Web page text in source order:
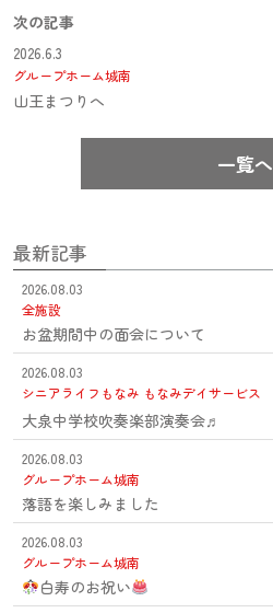
次の記事
2026.6.3
グループホーム城南
山王まつりへ
一覧へ
最新記事
2026.08.03
全施設
お盆期間中の面会について
2026.08.03
シニアライフもなみ もなみデイサービス
大泉中学校吹奏楽部演奏会♬
2026.08.03
グループホーム城南
落語を楽しみました
2026.08.03
グループホーム城南
白寿のお祝い